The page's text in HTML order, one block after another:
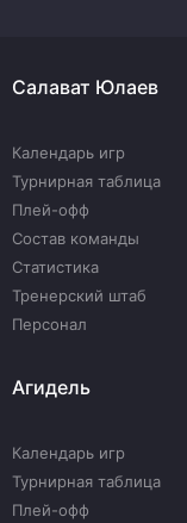
Салават Юлаев
Календарь игр
Турнирная таблица
Плей-офф
Состав команды
Статистика
Тренерский штаб
Персонал
Агидель
Календарь игр
Турнирная таблица
Плей-офф